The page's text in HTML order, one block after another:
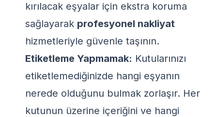
kırılacak eşyalar için ekstra koruma
sağlayarak profesyonel nakliyat
hizmetleriyle güvenle taşının.
Etiketleme Yapmamak: Kutularınızı
etiketlemediğinizde hangi eşyanın
nerede olduğunu bulmak zorlaşır. Her
kutunun üzerine içeriğini ve hangi